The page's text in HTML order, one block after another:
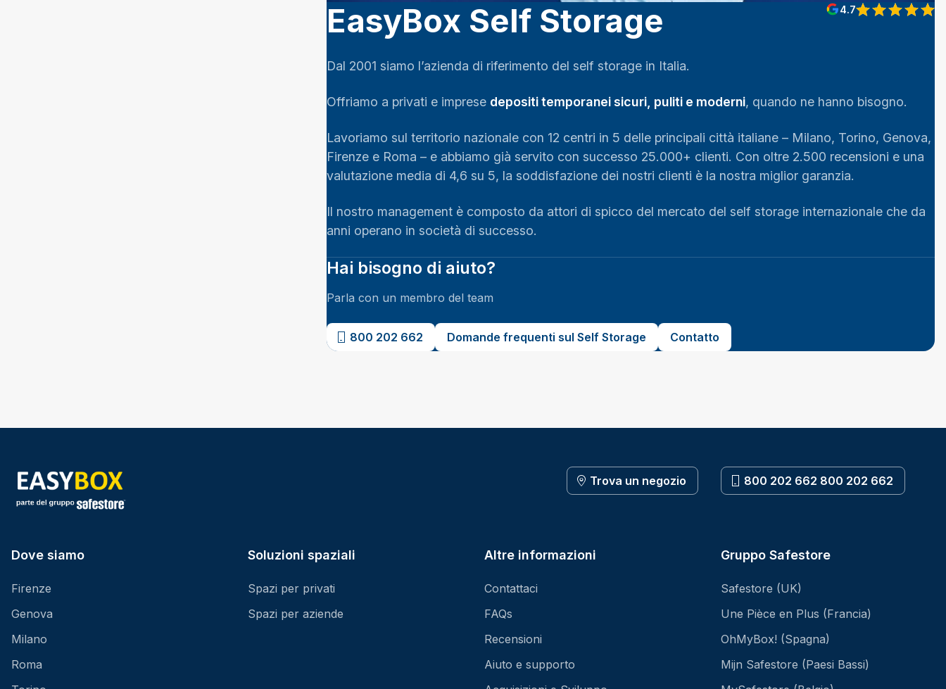
EasyBox Self Storage 4.7
View reviews on
Dal 2001 siamo l’azienda di riferimento del self storage in Italia.
Offriamo a privati e imprese depositi temporanei sicuri, puliti e moderni, quando ne hanno bisogno.
Lavoriamo sul territorio nazionale con 12 centri in 5 delle principali città italiane – Milano, Torino, Genova,
Firenze e Roma – e abbiamo già servito con successo 25.000+ clienti. Con oltre 2.500 recensioni e una
valutazione media di 4,6 su 5, la soddisfazione dei nostri clienti è la nostra miglior garanzia.
Il nostro management è composto da attori di spicco del mercato del self storage internazionale che da
anni operano in società di successo.
Hai bisogno di aiuto?
Parla con un membro del team
800 202 662 Domande frequenti sul Self Storage Contatto
Trova un negozio 800 202 662 800 202 662
Dove siamo
Firenze
Genova
Milano
Roma
Soluzioni spaziali
Spazi per privati
Spazi per aziende
Altre informazioni
Contattaci
FAQs
Recensioni
Aiuto e supporto
Gruppo Safestore
Safestore (UK)
Une Pièce en Plus (Francia)
OhMyBox! (Spagna)
Mijn Safestore (Paesi Bassi)